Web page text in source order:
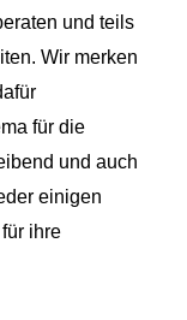
und teils
Wir merken
für die
und auch
einigen
ihre